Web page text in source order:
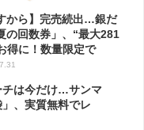
から】完売続出…銀だ
の回数券」、“最大281
得に！数量限定で
チは今だけ…サンマ
、実質無料でレ